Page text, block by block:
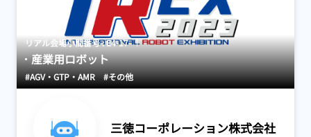
リアル会場小間番号 : E4-17
産業用ロボット
#AGV・GTP・AMR #その他
三徳コーポレーション株式会社